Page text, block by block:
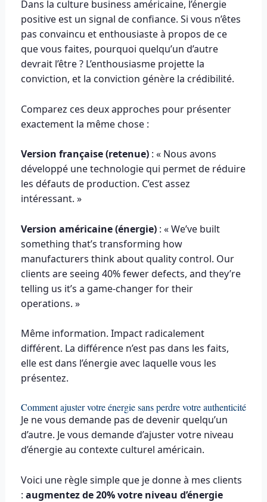
Dans la culture business américaine, l’énergie
positive est un signal de confiance. Si vous n’êtes
pas convaincu et enthousiaste à propos de ce
que vous faites, pourquoi quelqu’un d’autre
devrait l’être ? L’enthousiasme projette la
conviction, et la conviction génère la crédibilité.
Comparez ces deux approches pour présenter
exactement la même chose :
Version française (retenue): « Nous avons
développé une technologie qui permet de réduire
les défauts de production. C’est assez
intéressant. »
Version américaine (énergie): « We’ve built
something that’s transforming how
manufacturers think about quality control. Our
clients are seeing 40% fewer defects, and they’re
telling us it’s a game-changer for their
operations. »
Même information. Impact radicalement
différent. La différence n’est pas dans les faits,
elle est dans l’énergie avec laquelle vous les
présentez.
Comment ajuster votre énergie sans perdre votre authenticité
Je ne vous demande pas de devenir quelqu’un
d’autre. Je vous demande d’ajuster votre niveau
d’énergie au contexte culturel américain.
Voici une règle simple que je donne à mes clients
: augmentez de 20% votre niveau d’énergie